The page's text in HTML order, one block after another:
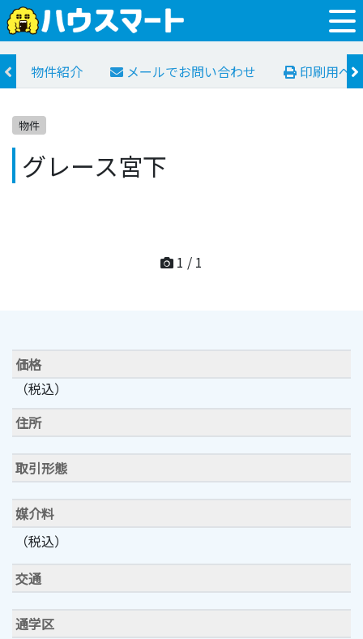
物件紹介 メールでお問い合わせ 印刷用ペ
物件
グレース宮下
1 / 1
価格
（税込）
住所
取引形態
媒介料
（税込）
交通
通学区